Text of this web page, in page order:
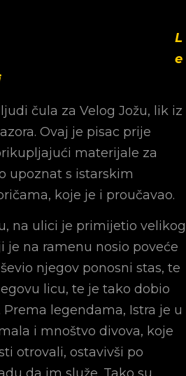
L
e
čula za Velog Jožu, lik iz
Ovaj je pisac prije
materijale za
upoznat s istarskim
koje je i proučavao.
na ulici je primijetio velikog
je na ramenu nosio poveće
njegov ponosni stas, te
licu, te je tako dobio
legendama, Istra je u
i mnoštvo divova, koje
otrovali, ostavivši po